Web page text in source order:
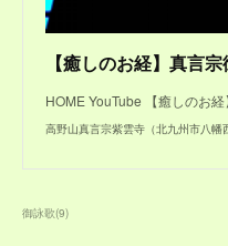
【癒しのお経】真言
HOME YouTube 【癒しのお
高野山真言宗紫雲寺（北九州市八幡
御詠歌(9)